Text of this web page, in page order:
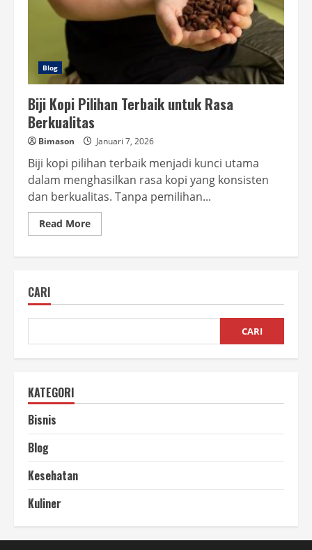
Blog
Biji Kopi Pilihan Terbaik untuk Rasa
Berkualitas
Bimason Januari 7, 2026
Biji kopi pilihan terbaik menjadi kunci utama
dalam menghasilkan rasa kopi yang konsisten
dan berkualitas. Tanpa pemilihan...
Read MoreRead
more
Rasa
CARI
CARI
KATEGORI
Bisnis
Blog
Kesehatan
Kuliner